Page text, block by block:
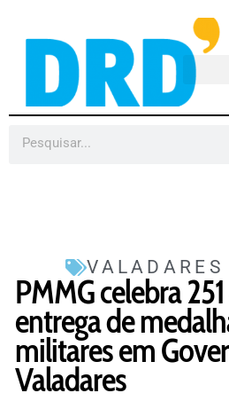
PMMG celebra
entrega de
militares em
Valadares